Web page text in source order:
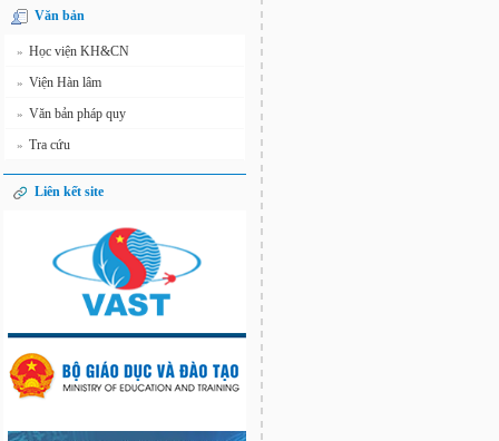
Văn bản
» Học viện KH&CN
» Viện Hàn lâm
» Văn bản pháp quy
» Tra cứu
Liên kết site